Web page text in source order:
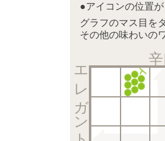
●アイコンの位置
グラフのマス目を
その他の味わいの